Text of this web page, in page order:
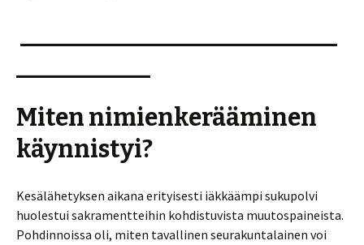
Miten nimienkerääminen
käynnistyi?
Kesälähetyksen aikana erityisesti iäkkäämpi sukupolvi
huolestui sakramentteihin kohdistuvista muutospaineista.
Pohdinnoissa oli, miten tavallinen seurakuntalainen voi